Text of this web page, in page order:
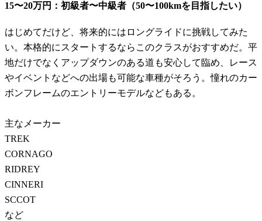
15〜20万円：初級者〜中級者（50〜100kmを目指したい）
はじめてだけど、将来的にはロングライドに挑戦してみた
い。本格的にスタートするならこのクラスがおすすめだ。平
地だけでなくアップダウンのある道も安心して臨め、レース
やイベントなどへの出場も可能な車種がそろう。憧れのカー
ボンフレームのエントリーモデルなどもある。
主なメーカー
TREK
CORNAGO
RIDREY
CINNERI
SCCOT
など